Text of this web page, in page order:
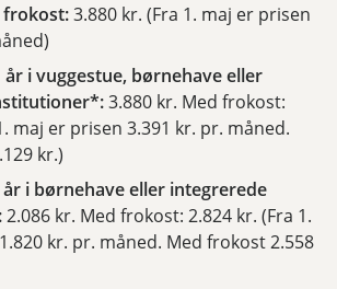
frokost:3.880 kr. (Fra 1. maj er prisen
i vuggestue, børnehave eller
3.880 kr. Med frokost:
maj er prisen 3.391 kr. pr. måned.
kr.)
i børnehave eller integrerede
2.086 kr. Med frokost: 2.824 kr. (Fra 1.
kr. pr. måned. Med frokost 2.558